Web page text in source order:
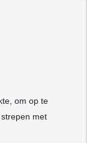
om op te
met